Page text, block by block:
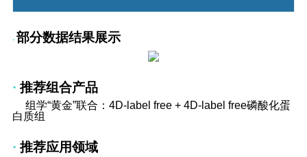
· 部分数据结果展示
· 推荐组合产品
组学“黄金”联合：4D-label free + 4D-label free磷酸化蛋
白质组
· 推荐应用领域